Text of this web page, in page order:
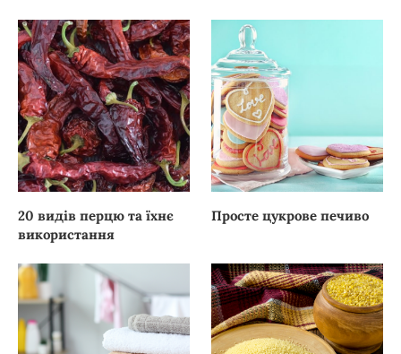
20 видів перцю та їхнє
використання
Просте цукрове печиво